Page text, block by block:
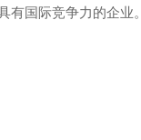
国际竞争力的企业。